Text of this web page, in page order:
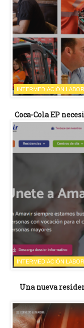
INTERMEDIACIÓN
Coca-Cola EP
INTERMEDIACIÓN
Una nueva